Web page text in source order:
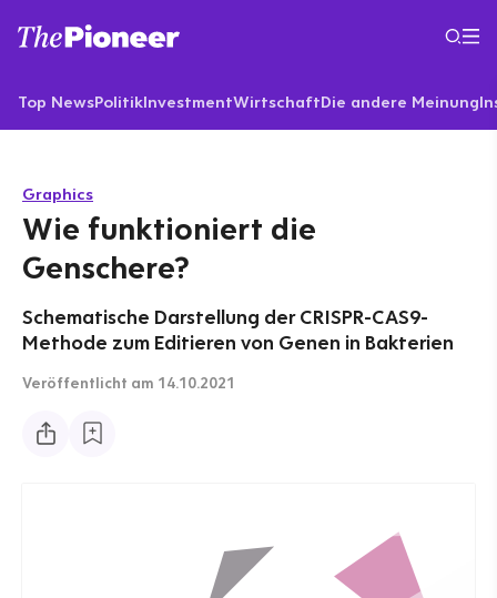
Top NewsPolitikInvestmentWirtschaftDie andere Meinung
Graphics
Wie funktioniert die
Genschere?
Schematische Darstellung der CRISPR-CAS9-
Methode zum Editieren von Genen in Bakterien
Veröffentlicht am 14.10.2021